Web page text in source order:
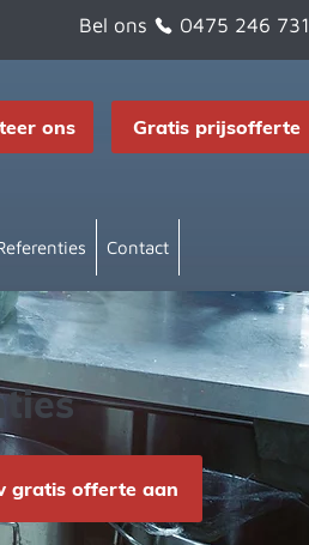
Bel ons 0475 246 731
ons Gratis prijsofferte
Contact
gratis offerte aan